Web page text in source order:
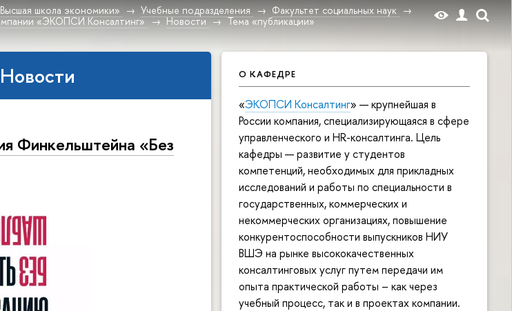
школа экономики» Учебные подразделения
Факультет социальных наук
«ЭКОПСИ Консалтинг» Новости Тема «публикации»
О КАФЕДРЕ
«ЭКОПСИ Консалтинг» — крупнейшая в
России компания, специализирующаяся в сфере
управленческого и HR-консалтинга. Цель
кафедры — развитие у студентов
компетенций, необходимых для прикладных
исследований и работы по специальности в
государственных, коммерческих и
некоммерческих организациях, повышение
конкурентоспособности выпускников НИУ
ВШЭ на рынке высококачественных
консалтинговых услуг путем передачи им
опыта практической работы – как через
учебный процесс, так и в проектах компании.
Финкельштейна «Без